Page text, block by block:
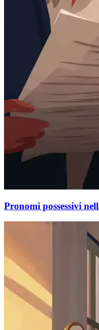
Pronomi possessivi